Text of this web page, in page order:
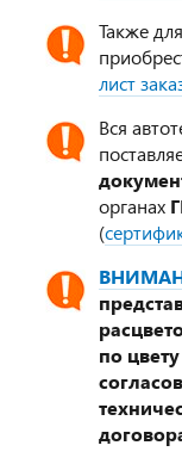
Также
лист
Вся
органах
(
по